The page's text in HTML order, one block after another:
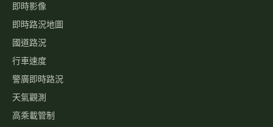
資訊可變標誌
國1路況
國3路況
國5路況
今日國道車禍
服務